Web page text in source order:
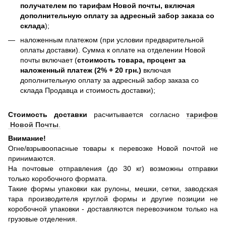
получателем по тарифам Новой почты, включая
дополнительную оплату за адресный забор заказа со
склада);
наложенным платежом (при условии предварительной
оплаты доставки). Сумма к оплате на отделении Новой
почты включает (стоимость товара, процент за
наложенный платеж (2% + 20 грн.) включая
дополнительную оплату за адресный забор заказа со
склада Продавца и стоимость доставки);
Стоимость доставки расчитывается согласно тарифов
Новой Почты.
Внимание!
Огне/взрывоопасные товары к перевозке Новой почтой не
принимаются.
На почтовые отправления (до 30 кг) возможны отправки
только коробочного формата.
Такие формы упаковки как рулоны, мешки, сетки, заводская
тара производителя круглой формы и другие позиции не
коробочной упаковки - доставляются перевозчиком только на
грузовые отделения.